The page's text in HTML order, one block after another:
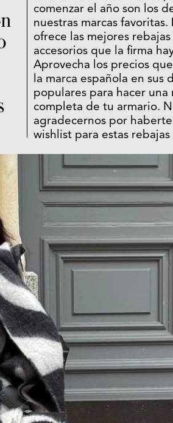
comenzar el año son los
nuestras marcas favoritas.
ofrece las mejores
accesorios que la firma
Aprovecha los precios
la marca española en sus
populares para hacer una
completa de tu armario.
agradecernos por
wishlist para estas